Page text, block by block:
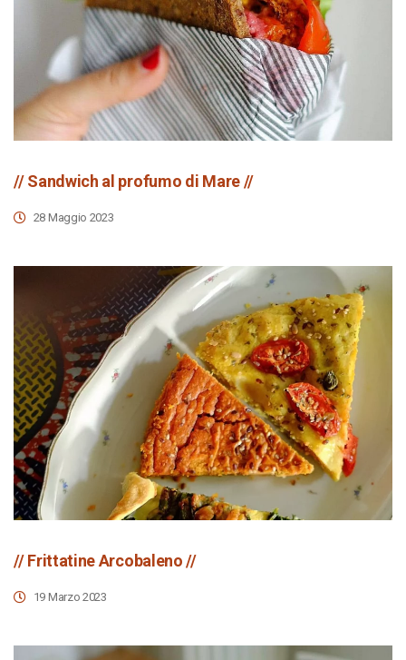
// Sandwich al profumo di Mare //
28 Maggio 2023
// Frittatine Arcobaleno //
19 Marzo 2023